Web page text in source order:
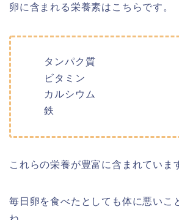
卵に含まれる栄養素はこちらです。
タンパク質
ビタミン
カルシウム
鉄
これらの栄養が豊富に含まれていま
毎日卵を食べたとしても体に悪いこ